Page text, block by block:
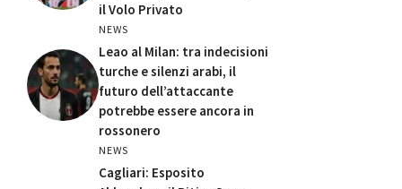
il Volo Privato
NEWS
Leao al Milan: tra indecisioni
turche e silenzi arabi, il
futuro dell’attaccante
potrebbe essere ancora in
rossonero
NEWS
Cagliari: Esposito